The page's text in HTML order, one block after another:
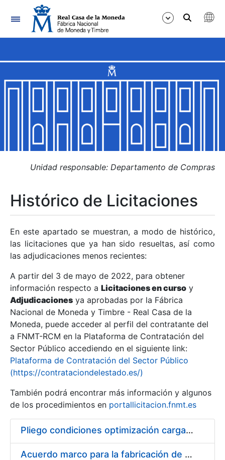
Navegación
Mostrar/Ocultar
Mostrar/Ocultar
Mostrar/Ocultar
Mostrar/Ocultar
Mostrar/Ocultar
Mostrar/Ocultar
Unidad responsable: Departamento de Compras
Histórico de Licitaciones
En este apartado se muestran, a modo de histórico,
las licitaciones que ya han sido resueltas, así como
las adjudicaciones menos recientes:
A partir del 3 de mayo de 2022, para obtener
información respecto a Licitaciones en curso y
Adjudicaciones ya aprobadas por la Fábrica
Nacional de Moneda y Timbre - Real Casa de la
Moneda, puede acceder al perfil del contratante del
a FNMT-RCM en la Plataforma de Contratación del
Sector Público accediendo en el siguiente link:
Plataforma de Contratación del Sector Público
(https://contrataciondelestado.es/)
También podrá encontrar más información y algunos
de los procedimientos en portallicitacion.fnmt.es
Pliego condiciones optimización cargas compras firmado
Acuerdo marco para la fabricación de piezas